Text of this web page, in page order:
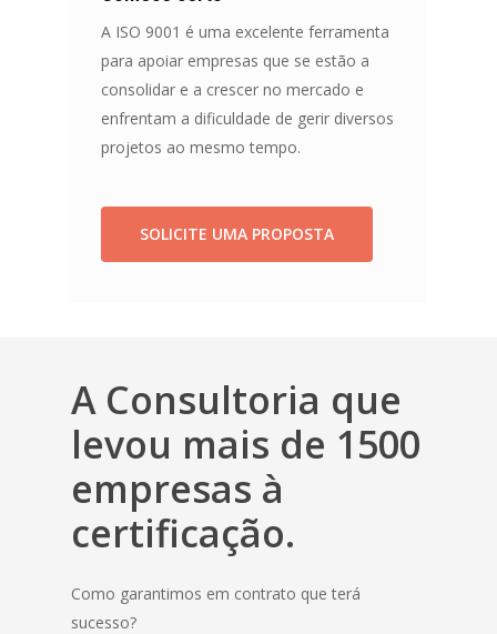
A ISO 9001 é uma excelente ferramenta
para apoiar empresas que se estão a
consolidar e a crescer no mercado e
enfrentam a dificuldade de gerir diversos
projetos ao mesmo tempo.
SOLICITE UMA PROPOSTA
A Consultoria que
levou mais de 1500
empresas à
certificação.
Como garantimos em contrato que terá
sucesso?